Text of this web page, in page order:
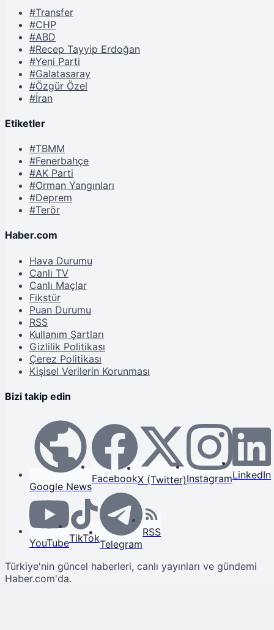
#Transfer
#CHP
#ABD
#Recep Tayyip Erdoğan
#Yeni Parti
#Galatasaray
#Özgür Özel
#İran
Etiketler
#TBMM
#Fenerbahçe
#AK Parti
#Orman Yangınları
#Deprem
#Terör
Haber.com
Hava Durumu
Canlı TV
Canlı Maçlar
Fikstür
Puan Durumu
RSS
Kullanım Şartları
Gizlilik Politikası
Çerez Politikası
Kişisel Verilerin Korunması
Bizi takip edin
Google News
FacebookX (Twitter)InstagramLinkedIn
YouTubeTikTokTelegram
RSS
Türkiye'nin güncel haberleri, canlı yayınları ve gündemi
Haber.com'da.